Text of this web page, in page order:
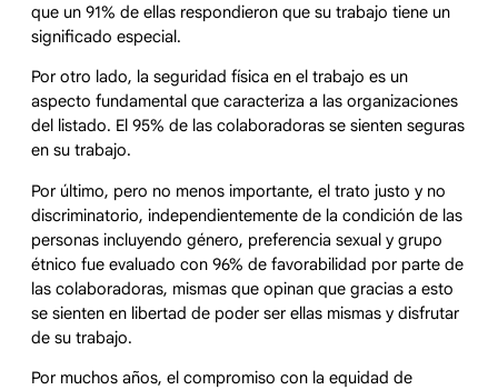
que un 91% de ellas respondieron que su trabajo tiene un
significado especial.
Por otro lado, la seguridad física en el trabajo es un
aspecto fundamental que caracteriza a las organizaciones
del listado. El 95% de las colaboradoras se sienten seguras
en su trabajo.
Por último, pero no menos importante, el trato justo y no
discriminatorio, independientemente de la condición de las
personas incluyendo género, preferencia sexual y grupo
étnico fue evaluado con 96% de favorabilidad por parte de
las colaboradoras, mismas que opinan que gracias a esto
se sienten en libertad de poder ser ellas mismas y disfrutar
de su trabajo.
Por muchos años, el compromiso con la equidad de